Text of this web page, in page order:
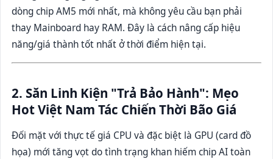
dòng chip AM5 mới nhất, mà không yêu cầu bạn phải
thay Mainboard hay RAM. Đây là cách nâng cấp hiệu
năng/giá thành tốt nhất ở thời điểm hiện tại.
2. Săn Linh Kiện "Trả Bảo Hành": Mẹo
Hot Việt Nam Tác Chiến Thời Bão Giá
Đối mặt với thực tế giá CPU và đặc biệt là GPU (card đồ
họa) mới tăng vọt do tình trạng khan hiếm chip AI toàn